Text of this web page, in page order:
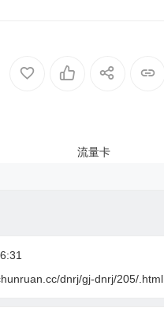
dnrj/gj-dnrj/205/.html